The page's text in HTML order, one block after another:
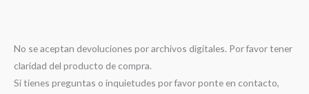
No se aceptan devoluciones por archivos digitales. Por favor tener
claridad del producto de compra.
Si tienes preguntas o inquietudes por favor ponte en contacto,